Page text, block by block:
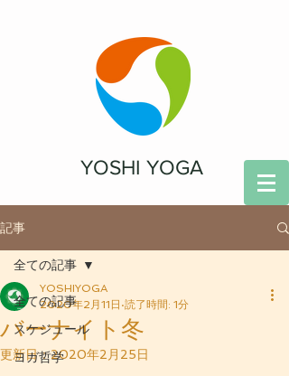
YOSHI YOGA
記事
全ての記事
スケジュール
ヨガ哲学
全ての記事
バーナイト冬
YOSHIYOGA
2020年2月11日 読了時間: 1分
更新日：2020年2月25日